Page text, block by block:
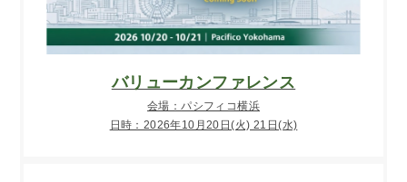
バリューカンファレンス
会場：パシフィコ横浜
日時：2026年10月20日(火) 21日(水)